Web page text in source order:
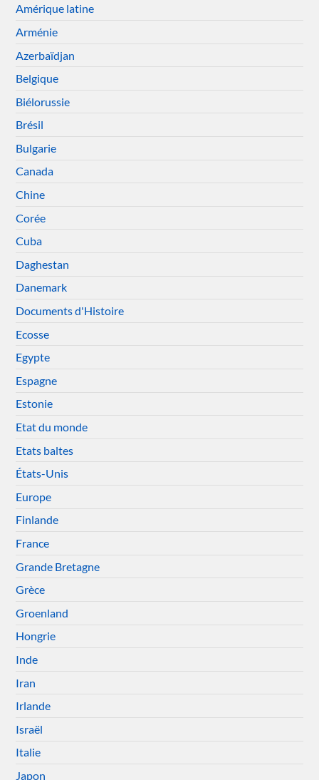
Amérique latine
Arménie
Azerbaïdjan
Belgique
Biélorussie
Brésil
Bulgarie
Canada
Chine
Corée
Cuba
Daghestan
Danemark
Documents d'Histoire
Ecosse
Egypte
Espagne
Estonie
Etat du monde
Etats baltes
États-Unis
Europe
Finlande
France
Grande Bretagne
Grèce
Groenland
Hongrie
Inde
Iran
Irlande
Israël
Italie
Japon